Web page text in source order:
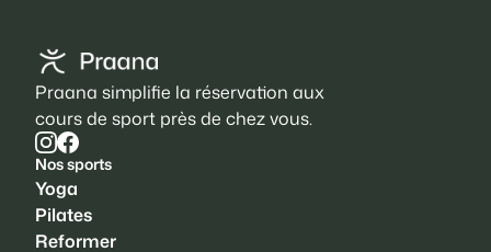
Praana simplifie la réservation aux
cours de sport près de chez vous.
Nos sports
Yoga
Pilates
Reformer